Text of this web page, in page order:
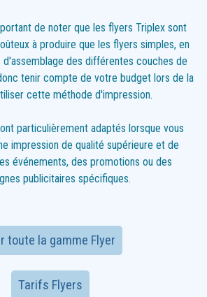
de noter que les flyers Triplex sont
à produire que les flyers simples, en
d'assemblage des différentes couches de
tenir compte de votre budget lors de la
cette méthode d'impression.
particulièrement adaptés lorsque vous
impression de qualité supérieure et de
événements, des promotions ou des
publicitaires spécifiques.
toute la gamme Flyer
Tarifs Flyers